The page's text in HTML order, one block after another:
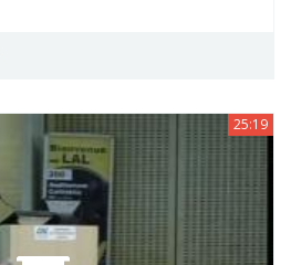
25:19